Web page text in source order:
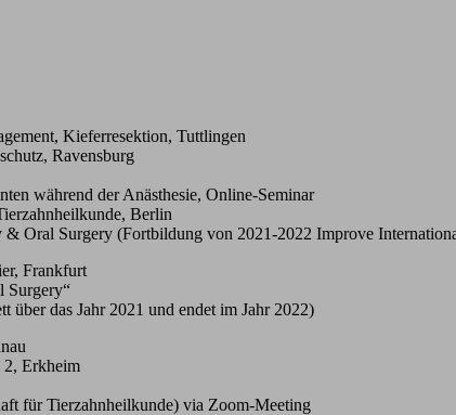
Kieferresektion, Tuttlingen
Ravensburg
während der Anästhesie, Online-Seminar
Berlin
Oral Surgery (Fortbildung von 2021-2022 Improve
Frankfurt
Surgery“
über das Jahr 2021 und endet im Jahr 2022)
Erkheim
für Tierzahnheilkunde) via Zoom-Meeting